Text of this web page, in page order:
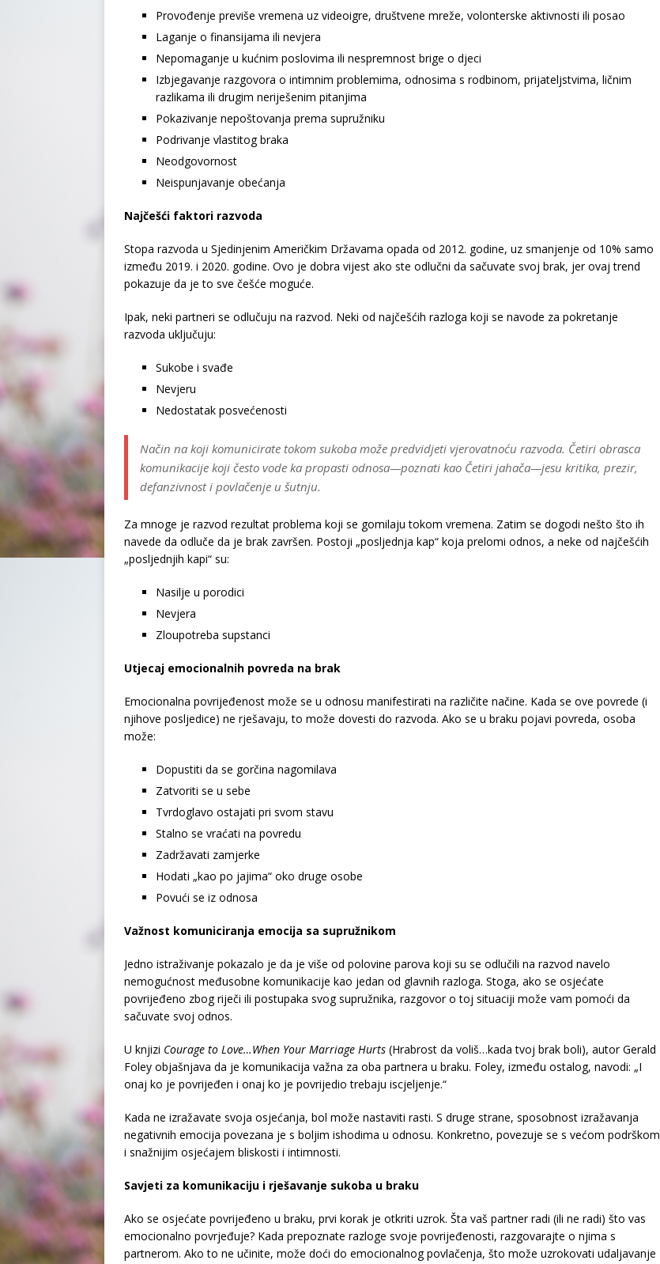
Provođenje previše vremena uz videoigre, društvene mreže, volonterske aktivnosti ili posao
Laganje o finansijama ili nevjera
Nepomaganje u kućnim poslovima ili nespremnost brige o djeci
Izbjegavanje razgovora o intimnim problemima, odnosima s rodbinom, prijateljstvima, ličnim
razlikama ili drugim neriješenim pitanjima
Pokazivanje nepoštovanja prema supružniku
Podrivanje vlastitog braka
Neodgovornost
Neispunjavanje obećanja
Najčešći faktori razvoda
Stopa razvoda u Sjedinjenim Američkim Državama opada od 2012. godine, uz smanjenje od 10% samo
između 2019. i 2020. godine. Ovo je dobra vijest ako ste odlučni da sačuvate svoj brak, jer ovaj trend
pokazuje da je to sve češće moguće.
Ipak, neki partneri se odlučuju na razvod. Neki od najčešćih razloga koji se navode za pokretanje
razvoda uključuju:
Sukobe i svađe
Nevjeru
Nedostatak posvećenosti
Način na koji komunicirate tokom sukoba može predvidjeti vjerovatnoću razvoda. Četiri obrasca
komunikacije koji često vode ka propasti odnosa—poznati kao Četiri jahača—jesu kritika, prezir,
defanzivnost i povlačenje u šutnju.
Za mnoge je razvod rezultat problema koji se gomilaju tokom vremena. Zatim se dogodi nešto što ih
navede da odluče da je brak završen. Postoji „posljednja kap“ koja prelomi odnos, a neke od najčešćih
„posljednjih kapi“ su:
Nasilje u porodici
Nevjera
Zloupotreba supstanci
Utjecaj emocionalnih povreda na brak
Emocionalna povrijeđenost može se u odnosu manifestirati na različite načine. Kada se ove povrede (i
njihove posljedice) ne rješavaju, to može dovesti do razvoda. Ako se u braku pojavi povreda, osoba
može:
Dopustiti da se gorčina nagomilava
Zatvoriti se u sebe
Tvrdoglavo ostajati pri svom stavu
Stalno se vraćati na povredu
Zadržavati zamjerke
Hodati „kao po jajima“ oko druge osobe
Povući se iz odnosa
Važnost komuniciranja emocija sa supružnikom
Jedno istraživanje pokazalo je da je više od polovine parova koji su se odlučili na razvod navelo
nemogućnost međusobne komunikacije kao jedan od glavnih razloga. Stoga, ako se osjećate
povrijeđeno zbog riječi ili postupaka svog supružnika, razgovor o toj situaciji može vam pomoći da
sačuvate svoj odnos.
U knjizi Courage to Love…When Your Marriage Hurts (Hrabrost da voliš…kada tvoj brak boli), autor Gerald
Foley objašnjava da je komunikacija važna za oba partnera u braku. Foley, između ostalog, navodi: „I
onaj ko je povrijeđen i onaj ko je povrijedio trebaju iscjeljenje.“
Kada ne izražavate svoja osjećanja, bol može nastaviti rasti. S druge strane, sposobnost izražavanja
negativnih emocija povezana je s boljim ishodima u odnosu. Konkretno, povezuje se s većom podrškom
i snažnijim osjećajem bliskosti i intimnosti.
Savjeti za komunikaciju i rješavanje sukoba u braku
Ako se osjećate povrijeđeno u braku, prvi korak je otkriti uzrok. Šta vaš partner radi (ili ne radi) što vas
emocionalno povrjeđuje? Kada prepoznate razloge svoje povrijeđenosti, razgovarajte o njima s
partnerom. Ako to ne učinite, može doći do emocionalnog povlačenja, što može uzrokovati udaljavanje